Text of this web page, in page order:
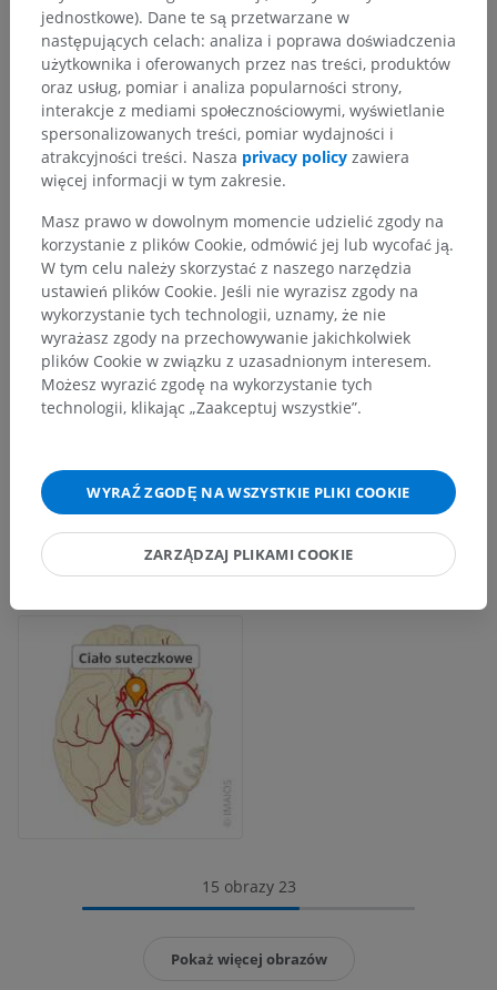
15 obrazy 23
Pokaż więcej obrazów
jednostkowe). Dane te są przetwarzane w
następujących celach: analiza i poprawa doświadczenia
użytkownika i oferowanych przez nas treści, produktów
oraz usług, pomiar i analiza popularności strony,
interakcje z mediami społecznościowymi, wyświetlanie
spersonalizowanych treści, pomiar wydajności i
atrakcyjności treści. Nasza privacy policy zawiera
więcej informacji w tym zakresie.
Masz prawo w dowolnym momencie udzielić zgody na
korzystanie z plików Cookie, odmówić jej lub wycofać ją.
W tym celu należy skorzystać z naszego narzędzia
ustawień plików Cookie. Jeśli nie wyrazisz zgody na
wykorzystanie tych technologii, uznamy, że nie
wyrażasz zgody na przechowywanie jakichkolwiek
plików Cookie w związku z uzasadnionym interesem.
Możesz wyrazić zgodę na wykorzystanie tych
technologii, klikając „Zaakceptuj wszystkie”.
WYRAŹ ZGODĘ NA WSZYSTKIE PLIKI COOKIE
ZARZĄDZAJ PLIKAMI COOKIE